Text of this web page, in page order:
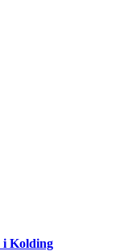
i Kolding